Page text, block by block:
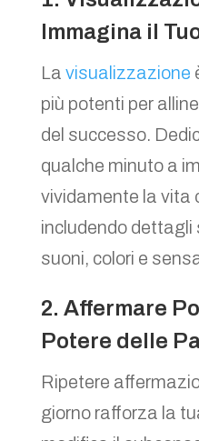
Immagina il
La visualizzazione
più potenti per
del successo.
qualche minuto a
vividamente la vita
includendo dettagli
suoni, colori e
2. Affermare
Potere delle
Ripetere
giorno rafforza la